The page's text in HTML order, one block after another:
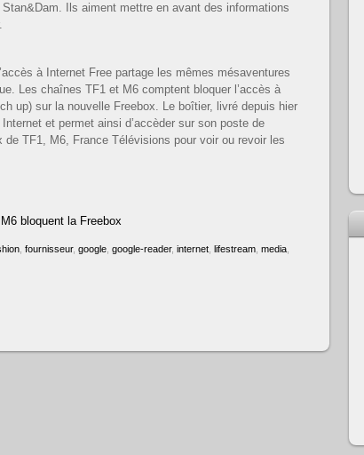
Ils aiment mettre en avant des informations
à Internet Free partage les mêmes mésaventures
Les chaînes TF1 et M6 comptent bloquer l’accès à
up) sur la nouvelle Freebox. Le boîtier, livré depuis hier
et permet ainsi d’accèder sur son poste de
TF1, M6, France Télévisions pour voir ou revoir les
bloquent la Freebox
fournisseur, google google-reader, internet lifestream media